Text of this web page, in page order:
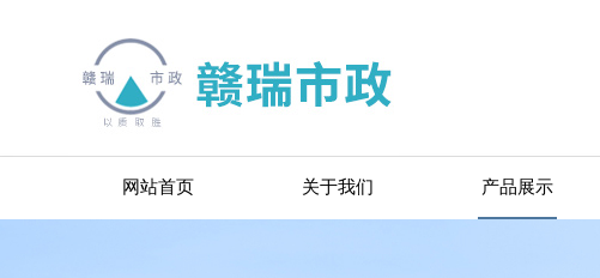
网站首页 关于我们 产品展示